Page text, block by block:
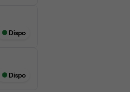
Dispo
Dispo